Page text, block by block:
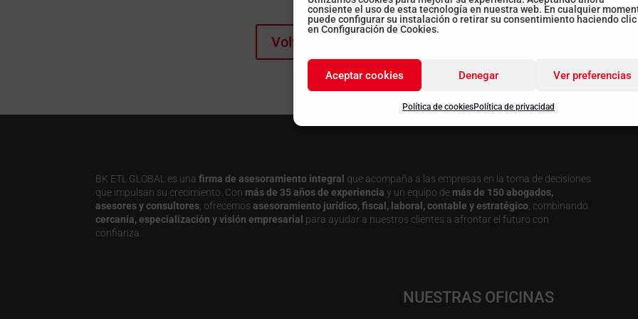
consiente el uso de esta tecnología en nuestra web. En cualquier
puede configurar su instalación o retirar su consentimiento haciendo clic
en Configuración de Cookies.
Aceptar cookies Denegar Ver preferencias
Política de cookiesPolítica de privacidad
Volver a todos los post
BK ETL GLOBAL es unafirma de asesoramiento integral que acompaña a las empresas en la toma de decisiones
que impulsan su crecimiento. Con más de 35 años de experiencia y un equipo de más de 150 abogados,
asesores y consultores , ofrecemosasesoramiento jurídico, fiscal, laboral, contable y estratégico , combinando
cercanía, especialización y visión empresarial para ayudar a nuestros clientes a afrontar el futuro con
confianza.
NUESTRAS OFICINAS